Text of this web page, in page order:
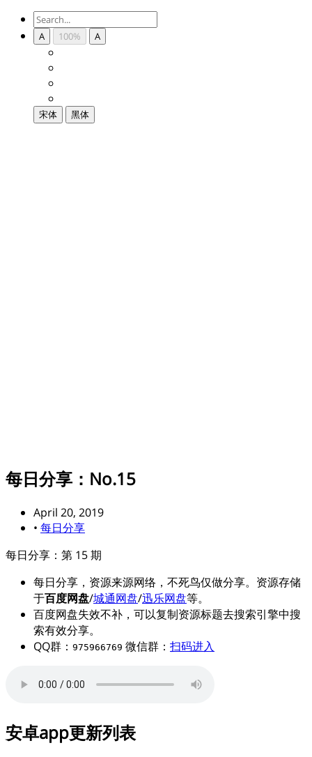
A 100% A
宋体 黑体
每日分享：No.15
April 20, 2019
• 每日分享
每日分享：第 15 期
每日分享，资源来源网络，不死鸟仅做分享。资源存储
于百度网盘/城通网盘/迅乐网盘等。
百度网盘失效不补，可以复制资源标题去搜索引擎中搜
索有效分享。
QQ群： 975966769 微信群： 扫码进入
安卓app更新列表